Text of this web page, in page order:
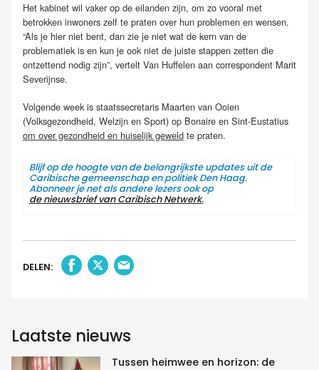
Het kabinet wil vaker op de eilanden zijn, om zo vooral met
betrokken inwoners zelf te praten over hun problemen en wensen.
“Als je hier niet bent, dan zie je niet wat de kern van de
problematiek is en kun je ook niet de juiste stappen zetten die
ontzettend nodig zijn”, vertelt Van Huffelen aan correspondent Marit
Severijnse.
Volgende week is staatssecretaris Maarten van Ooien
(Volksgezondheid, Welzijn en Sport) op Bonaire en Sint-Eustatius
om over gezondheid en huiselijk geweld te praten.
Blijf op de hoogte van de belangrijkste updates uit de
Caribische gemeenschap en politiek Den Haag.
Abonneer je net als andere lezers ook op
de nieuwsbrief van Caribisch Netwerk.
DELEN:
Laatste nieuws
Tussen heimwee en horizon: de